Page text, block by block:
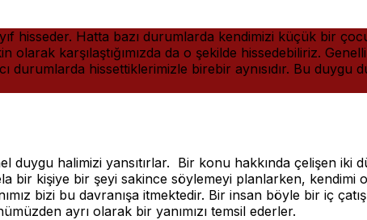
hisseder. Hatta bazı durumlarda kendimizi küçük bir
olarak karşılaştığımızda da o şekilde hissedebiliriz.
durumlarda hissettiklerimizle birebir aynısıdır. Bu
duygu halimizi yansıtırlar. Bir konu hakkında çelişen
bir kişiye bir şeyi sakince söylemeyi planlarken,
bizi bu davranışa itmektedir. Bir insan böyle bir iç
ayrı olarak bir yanımızı temsil ederler.